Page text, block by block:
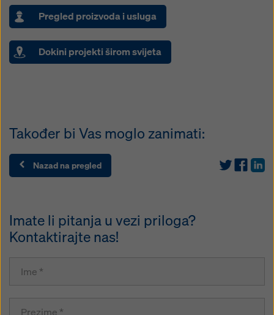
Pregled proizvoda i usluga
Dokini projekti širom svijeta
Također bi Vas moglo zanimati:
Nazad na pregled
Imate li pitanja u vezi priloga?
Kontaktirajte nas!